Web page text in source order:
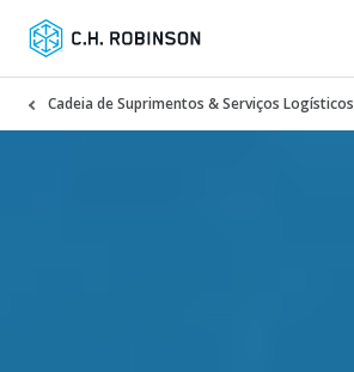
Cadeia de Suprimentos & Serviços Logísticos